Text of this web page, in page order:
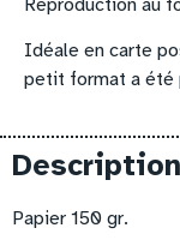
Reproduction au
Idéale en carte
petit format a été
Description
Papier 150 gr.